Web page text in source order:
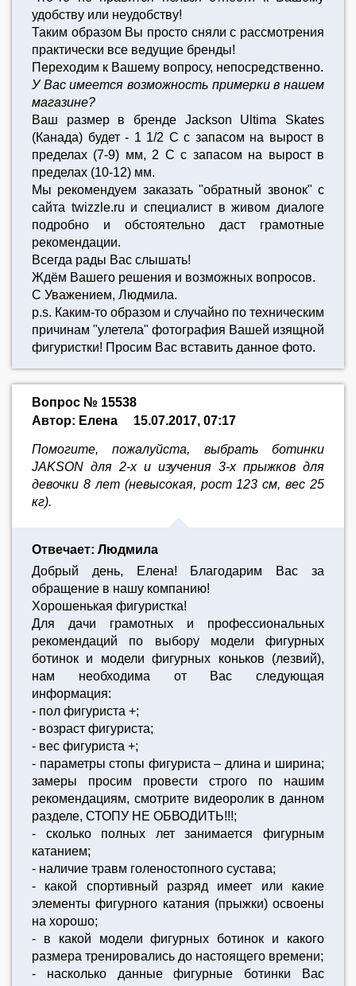
удобству или неудобству!
Таким образом Вы просто сняли с рассмотрения
практически все ведущие бренды!
Переходим к Вашему вопросу, непосредственно.
У Вас имеется возможность примерки в нашем
магазине?
Ваш размер в бренде Jackson Ultima Skates
(Канада) будет - 1 1/2 C с запасом на вырост в
пределах (7-9) мм, 2 C с запасом на вырост в
пределах (10-12) мм.
Мы рекомендуем заказать "обратный звонок" с
сайта twizzle.ru и специалист в живом диалоге
подробно и обстоятельно даст грамотные
рекомендации.
Всегда рады Вас слышать!
Ждём Вашего решения и возможных вопросов.
С Уважением, Людмила.
p.s. Каким-то образом и случайно по техническим
причинам "улетела" фотография Вашей изящной
фигуристки! Просим Вас вставить данное фото.
Вопрос № 15538
Автор: Елена
15.07.2017, 07:17
Помогите, пожалуйста, выбрать ботинки
JAKSON для 2-х и изучения 3-х прыжков для
девочки 8 лет (невысокая, рост 123 см, вес 25
кг).
Отвечает: Людмила
Добрый день, Елена! Благодарим Вас за
обращение в нашу компанию!
Хорошенькая фигуристка!
Для дачи грамотных и профессиональных
рекомендаций по выбору модели фигурных
ботинок и модели фигурных коньков (лезвий),
нам необходима от Вас следующая
информация:
- пол фигуриста +;
- возраст фигуриста;
- вес фигуриста +;
- параметры стопы фигуриста – длина и ширина;
замеры просим провести строго по нашим
рекомендациям, смотрите видеоролик в данном
разделе, СТОПУ НЕ ОБВОДИТЬ!!!;
- сколько полных лет занимается фигурным
катанием;
- наличие травм голеностопного сустава;
- какой спортивный разряд имеет или какие
элементы фигурного катания (прыжки) освоены
на хорошо;
- в какой модели фигурных ботинок и какого
размера тренировались до настоящего времени;
- насколько данные фигурные ботинки Вас